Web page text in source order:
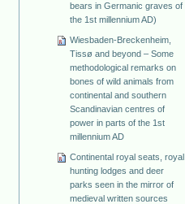
bears in Germanic graves of
the 1st millennium AD)
Wiesbaden-Breckenheim,
Tissø and beyond – Some
methodological remarks on
bones of wild animals from
continental and southern
Scandinavian centres of
power in parts of the 1st
millennium AD
Continental royal seats, royal
hunting lodges and deer
parks seen in the mirror of
medieval written sources